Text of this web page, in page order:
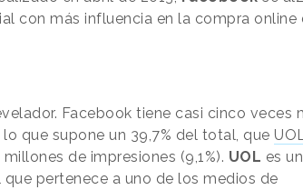
con más influencia en la compra online
Facebook tiene casi cinco veces
que supone un 39,7% del total, que UOL
millones de impresiones (9,1%). UOL es un
pertenece a uno de los medios de